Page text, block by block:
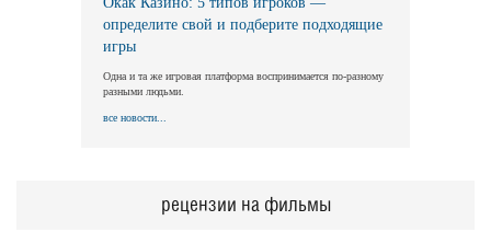
Long Nights Short Mornings
Балерина
определите свой и подберите подходящие
игры
Одна и та же игровая платформа воспринимается по-разному
разными людьми.
все новости...
рецензии на фильмы